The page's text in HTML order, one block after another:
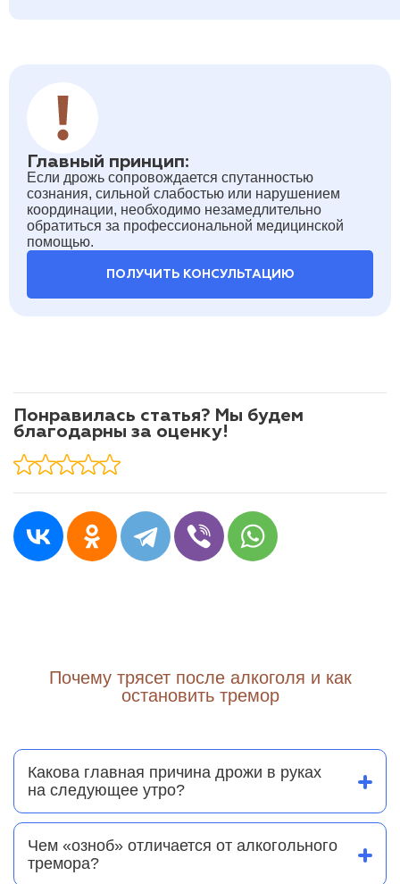
Главный принцип:
Если дрожь сопровождается спутанностью
сознания, сильной слабостью или нарушением
координации, необходимо незамедлительно
обратиться за профессиональной медицинской
помощью.
ПОЛУЧИТЬ КОНСУЛЬТАЦИЮ
Понравилась статья? Мы будем
благодарны за оценку!
Почему трясет после алкоголя и как
остановить тремор
Какова главная причина дрожи в руках
на следующее утро?
нарушает работу нейромедиаторов, отвечающих за
торможение и возбуждение. Когда концентрация
спирта падает, нервная система переходит в
состояние гипервозбуждения. Мозг посылает
Чем «озноб» отличается от алкогольного
тремора?